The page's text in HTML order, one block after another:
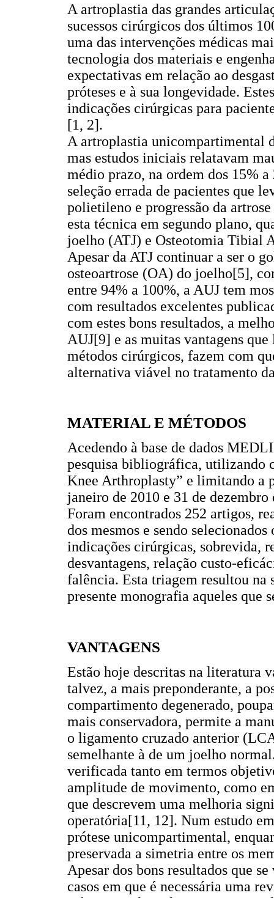
A artroplastia das grandes
sucessos cirúrgicos dos últimos
uma das intervenções médicas
tecnologia dos materiais e
expectativas em relação ao
próteses e à sua longevidade.
indicações cirúrgicas para
[1, 2].
A artroplastia unicompartimental
mas estudos iniciais relatavam
médio prazo, na ordem dos 15%
seleção errada de pacientes que
polietileno e progressão da
esta técnica em segundo plano,
joelho (ATJ) e Osteotomia Tibial
Apesar da ATJ continuar a ser o
osteoartrose (OA) do joelho[5],
entre 94% a 100%, a AUJ tem
com resultados excelentes
com estes bons resultados, a
AUJ[9] e as muitas vantagens
métodos cirúrgicos, fazem com
alternativa viável no tratamento
MATERIAL E MÉTODOS
Acedendo à base de dados
pesquisa bibliográfica, utilizando
Knee Arthroplasty” e limitando a
janeiro de 2010 e 31 de
Foram encontrados 252 artigos,
dos mesmos e sendo
indicações cirúrgicas, sobrevida,
desvantagens, relação custo-
falência. Esta triagem resultou na
presente monografia aqueles que
VANTAGENS
Estão hoje descritas na literatura
talvez, a mais preponderante, a
compartimento degenerado,
mais conservadora, permite a
o ligamento cruzado anterior
semelhante à de um joelho
verificada tanto em termos
amplitude de movimento, como
que descrevem uma melhoria
operatória[11, 12]. Num estudo
prótese unicompartimental,
preservada a simetria entre os
Apesar dos bons resultados que
casos em que é necessária uma